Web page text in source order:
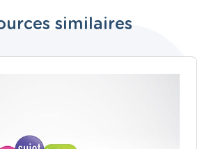
similaires